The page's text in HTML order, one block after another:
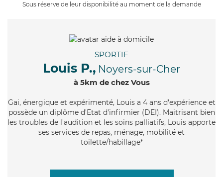
Sous réserve de leur disponibilité au moment de la demande
SPORTIF
Louis P., Noyers-sur-Cher
à 5km de chez Vous
Gai, énergique et expérimenté, Louis a 4 ans d'expérience et
possède un diplôme d'Etat d'infirmier (DEI). Maitrisant bien
les troubles de l'audition et les soins palliatifs, Louis apporte
ses services de repas, ménage, mobilité et
toilette/habillage*